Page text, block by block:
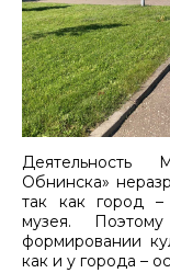
Обнинска»
так как город –
музея.
формировании
как и у города –